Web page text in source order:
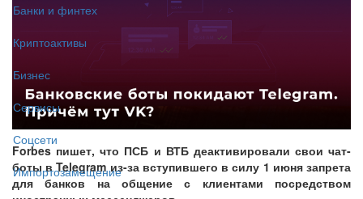
Банки и финтех
Криптоактивы
Бизнес
Сервисы
Соцсети
Импортозамещение
Forbes пишет, что ПСБ и ВТБ деактивировали свои чат-
боты в Telegram из-за вступившего в силу 1 июня запрета
для банков на общение с клиентами посредством